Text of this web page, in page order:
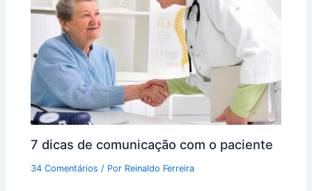
7 dicas de comunicação com o paciente
34 Comentários / Por Reinaldo Ferreira